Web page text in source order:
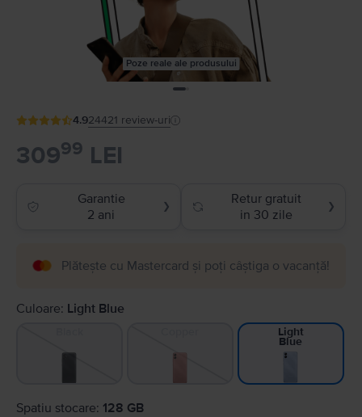
Poze reale ale produsului
4.924421 review-uri
30999 LEI
Garantie
2 ani
❯
Retur gratuit
in 30 zile
❯
Plătește cu Mastercard și poți câștiga o vacanță!
Culoare: Light Blue
Light
Blue
Spatiu stocare: 128 GB